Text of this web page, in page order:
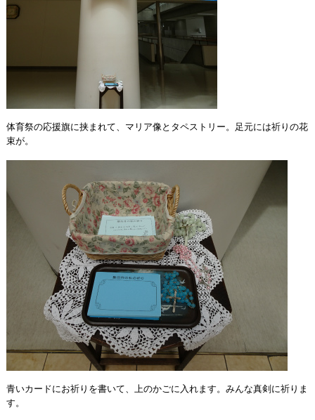
体育祭の応援旗に挟まれて、マリア像とタペストリー。足元には祈りの花
束が。
青いカードにお祈りを書いて、上のかごに入れます。みんな真剣に祈りま
す。